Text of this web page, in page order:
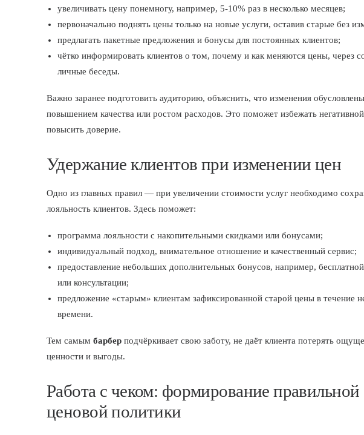
увеличивать цену понемногу, например, 5-10% раз в несколько месяцев;
первоначально поднять цены только на новые услуги, оставив старые без
предлагать пакетные предложения и бонусы для постоянных клиентов;
чётко информировать клиентов о том, почему и как меняются цены, через
личные беседы.
Важно заранее подготовить аудиторию, объяснить, что изменения обусловлены
повышением качества или ростом расходов. Это поможет избежать
повысить доверие.
Удержание клиентов при изменении цен
Одно из главных правил — при увеличении стоимости услуг необходимо
лояльность клиентов. Здесь поможет:
программа лояльности с накопительными скидками или бонусами;
индивидуальный подход, внимательное отношение и качественный сервис;
предоставление небольших дополнительных бонусов, например,
или консультации;
предложение «старым» клиентам зафиксированной старой цены в течение
времени.
Тем самым барбер подчёркивает свою заботу, не даёт клиента потерять
ценности и выгоды.
Работа с чеком: формирование правильной
ценовой политики